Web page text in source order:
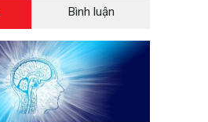
Bình luận